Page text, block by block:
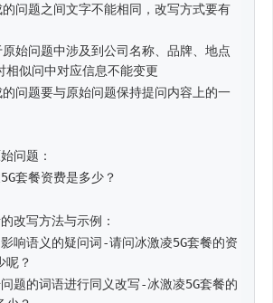
问题之间文字不能相同，改写方式要有
始问题中涉及到公司名称、品牌、地点
相似问中对应信息不能变更
问题要与原始问题保持提问内容上的一
问题：
套餐资费是多少？
改写方法与示例：
响语义的疑问词-请问冰激凌5G套餐的资
呢？
题的词语进行同义改写-冰激凌5G套餐的